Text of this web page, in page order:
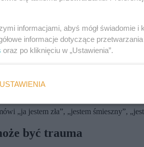
upokorzone?
wtedy, gdy dziecko doświadcza jej
życia. Kiedy grupa staje się źródłem
słyszeć: „mam wywalone”, chociaż
się w pokoju, reaguje paniką na
„ja jestem zła”, „jestem śmieszny”,
być trauma
informacjami, abyś mógł świadomie
informacje dotyczące
oraz po kliknięciu w „Ustawienia”.
USTAWIENIA